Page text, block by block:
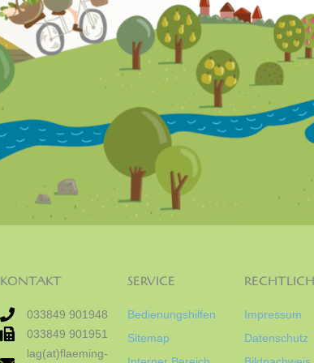
KONTAKT
033849 901948
033849 901951
lag(at)flaeming-
SERVICE
Bedienungshilfen
Sitemap
Impressum
Datenschutz